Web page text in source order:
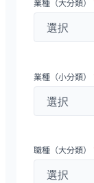
業種（大分類）
業種（小分類）
職種（大分類）